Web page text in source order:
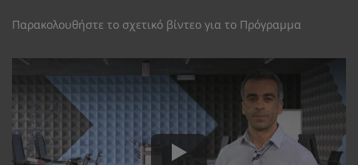
Παρακολουθήστε το σχετικό βίντεο για το Πρόγραμμα